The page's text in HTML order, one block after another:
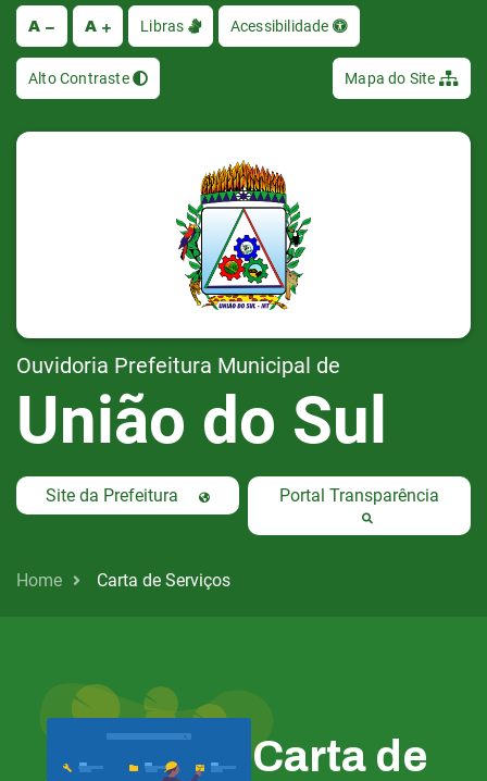
A A Libras Acessibilidade
Alto Contraste Mapa do Site
Ouvidoria Prefeitura Municipal de
União do Sul
Site da Prefeitura Portal Transparência
Home Carta de Serviços
Carta de